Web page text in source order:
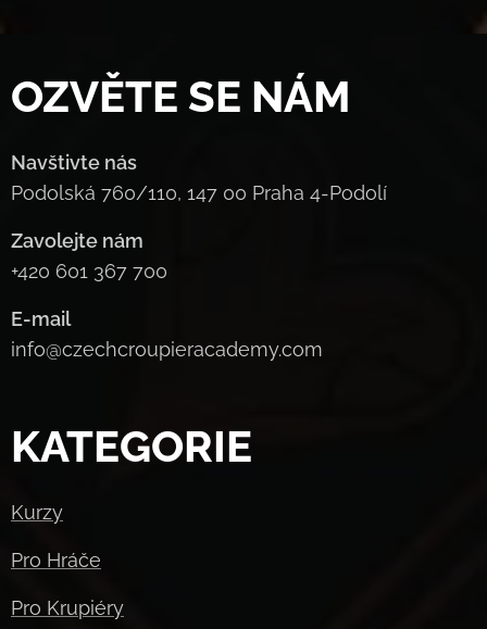
OZVĚTE SE NÁM
Navštivte nás
Podolská 760/110, 147 00 Praha 4-Podolí
Zavolejte nám
+420 601 367 700
E-mail
info@czechcroupieracademy.com
KATEGORIE
Kurzy
Pro Hráče
Pro Krupiéry